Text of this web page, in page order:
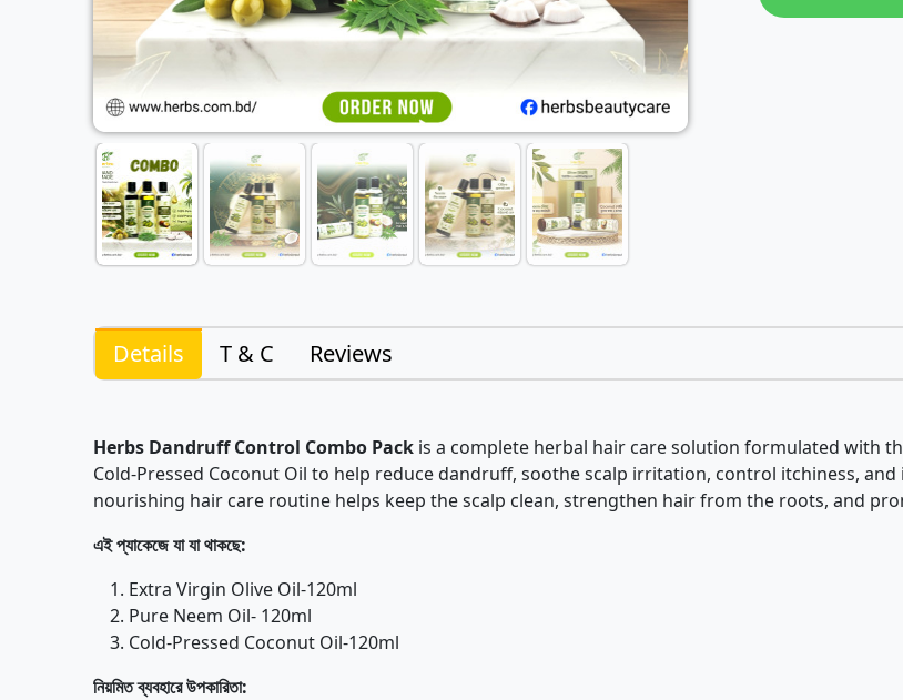
Details T & C Reviews
Herbs Dandruff Control Combo Pack is a complete herbal hair care solution formulated with
Cold-Pressed Coconut Oil to help reduce dandruff, soothe scalp irritation, control itchiness,
nourishing hair care routine helps keep the scalp clean, strengthen hair from the roots, and
এইপ্যাকেজেযাযাথাকছে:
Extra Virgin Olive Oil-120ml
Pure Neem Oil- 120ml
Cold-Pressed Coconut Oil-120ml
নিয়মিতব্যবহারেউপকারিতা: